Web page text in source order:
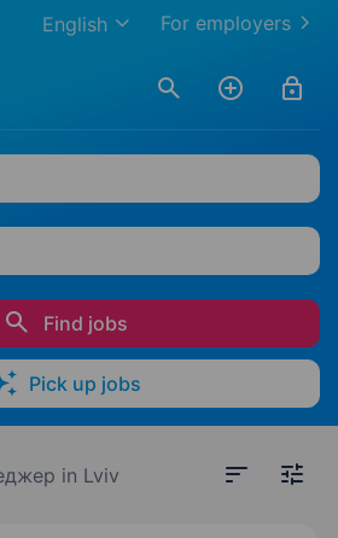
For employers
English
Find jobs
Pick up jobs
in Lviv